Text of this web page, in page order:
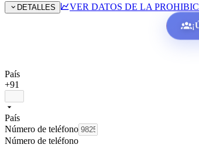
DETALLES
VER DATOS DE LA
País
+91
País
Número de teléfono
Número de teléfono